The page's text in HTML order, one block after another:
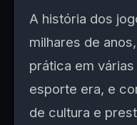
A história dos
milhares de
prática em
esporte era, e
de cultura e